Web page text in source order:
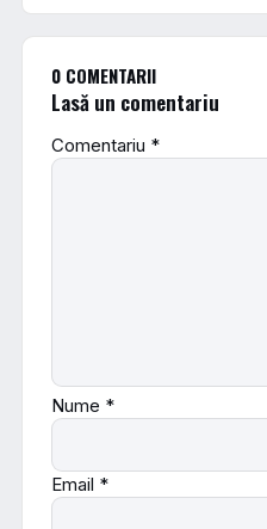
0 COMENTARII
Lasă un comentariu
Comentariu *
Nume *
Email *